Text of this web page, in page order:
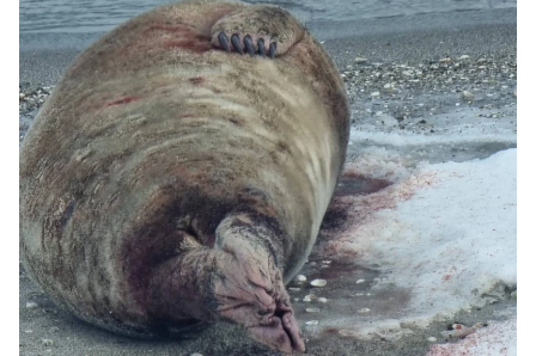
FOT. LEONARD WAWRZYNIAK/GDYNIA.PL